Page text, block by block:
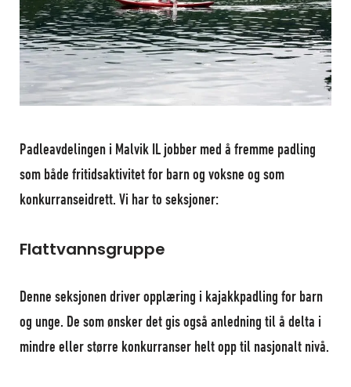
Padleavdelingen i Malvik IL jobber med å fremme padling
som både fritidsaktivitet for barn og voksne og som
konkurranseidrett. Vi har to seksjoner:
Flattvannsgruppe
Denne seksjonen driver opplæring i kajakkpadling for barn
og unge. De som ønsker det gis også anledning til å delta i
mindre eller større konkurranser helt opp til nasjonalt nivå.